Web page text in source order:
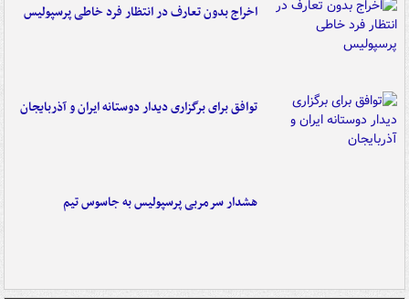
اخراج بدون تعارف در انتظار فرد خاطی پرسپولیس
توافق برای برگزاری دیدار دوستانه ایران و آذربایجان
هشدار سرمربی پرسپولیس به جاسوس تیم